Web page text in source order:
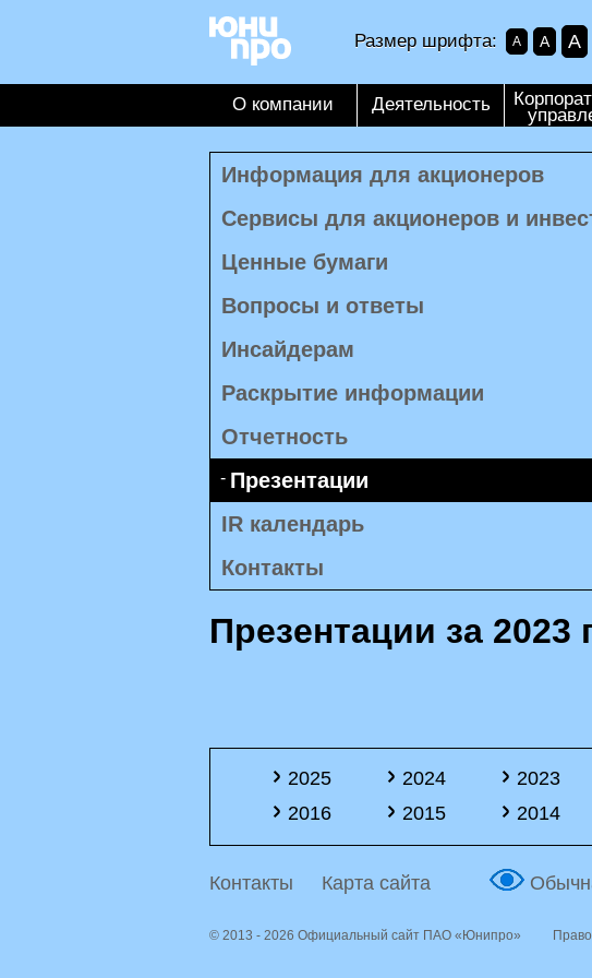
Размер шрифта: A A A
О компании Деятельность
Информация для акционеров
Сервисы для акционеров и
Ценные бумаги
Вопросы и ответы
Инсайдерам
Раскрытие информации
Отчетность
Презентации
IR календарь
Контакты
Презентации за 2023
2025 2024 2023
2016
2015 2014
Контакты Карта сайта
© 2013 - 2026 Официальный сайт ПАО «Юнипро»